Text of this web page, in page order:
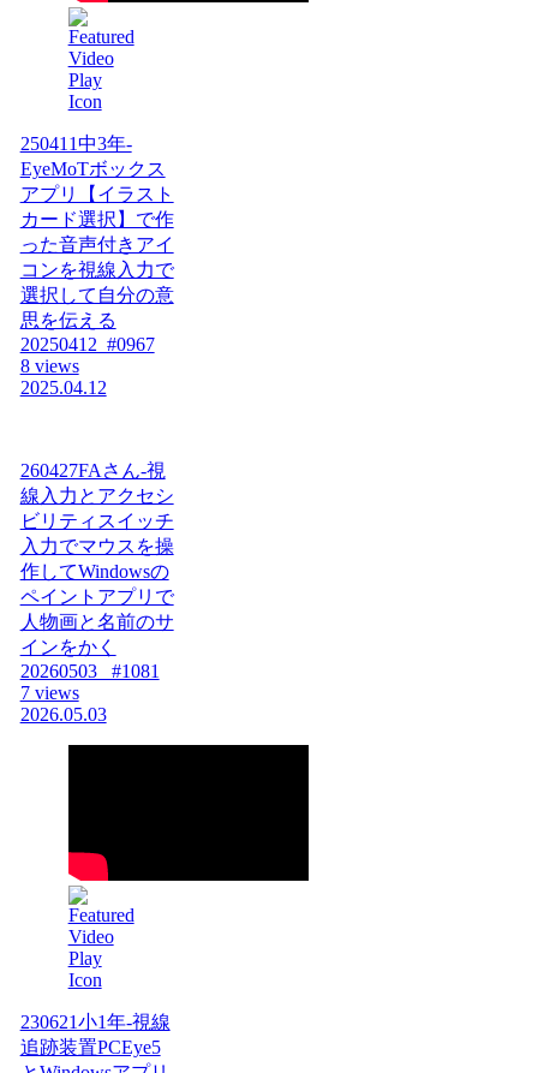
250411中3年-
EyeMoTボックス
アプリ【イラスト
カード選択】で作
った音声付きアイ
コンを視線入力で
選択して自分の意
思を伝える
20250412_#0967
8 views
2025.04.12
260427FAさん-視
線入力とアクセシ
ビリティスイッチ
入力でマウスを操
作してWindowsの
ペイントアプリで
人物画と名前のサ
インをかく
20260503_ #1081
7 views
2026.05.03
230621小1年-視線
追跡装置PCEye5